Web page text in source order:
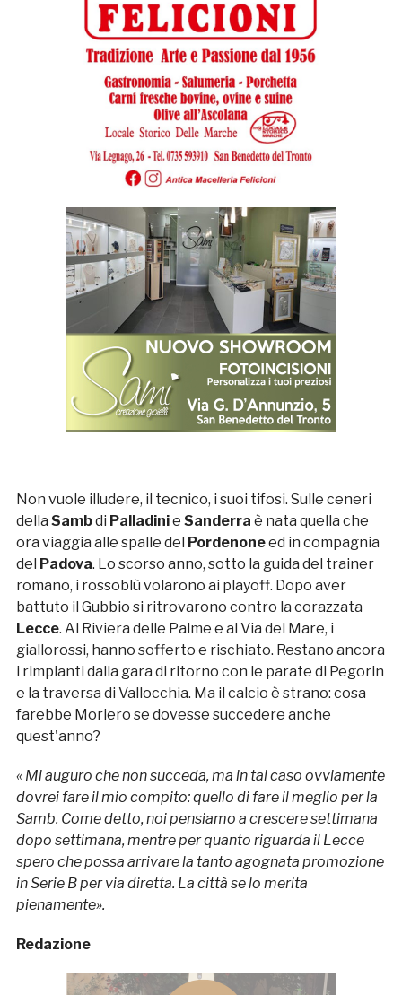
Non vuole illudere, il tecnico, i suoi tifosi. Sulle ceneri
della Sambdi Palladinie Sanderra è nata quella che
ora viaggia alle spalle del Pordenoneed in compagnia
del Padova. Lo scorso anno, sotto la guida del trainer
romano, i rossoblù volarono ai playoff. Dopo aver
battuto il Gubbio si ritrovarono contro la corazzata
Lecce. Al Riviera delle Palme e al Via del Mare, i
giallorossi, hanno sofferto e rischiato. Restano ancora
i rimpianti dalla gara di ritorno con le parate di Pegorin
e la traversa di Vallocchia. Ma il calcio è strano: cosa
farebbe Moriero se dovesse succedere anche
quest'anno?
«Mi auguro che non succeda, ma in tal caso ovviamente
dovrei fare il mio compito: quello di fare il meglio per la
Samb. Come detto, noi pensiamo a crescere settimana
dopo settimana, mentre per quanto riguarda il Lecce
spero che possa arrivare la tanto agognata promozione
in Serie B per via diretta. La città se lo merita
pienamente».
Redazione